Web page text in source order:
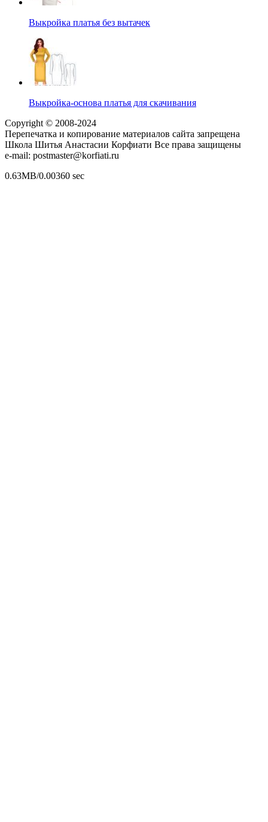
Выкройка платья без вытачек
Выкройка-основа платья для скачивания
Copyright © 2008-2024
Перепечатка и копирование материалов сайта запрещена
Школа Шитья Анастасии Корфиати Все права защищены
e-mail: postmaster@korfiati.ru
0.63MB/0.00360 sec